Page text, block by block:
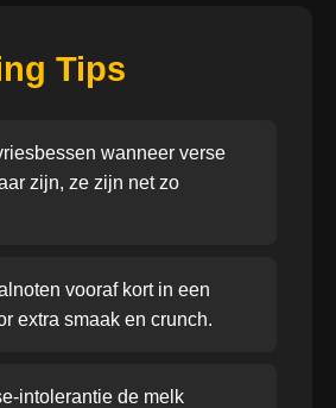
Tips
wanneer verse
zijn, ze zijn net zo
vooraf kort in een
extra smaak en crunch.
intolerantie de melk